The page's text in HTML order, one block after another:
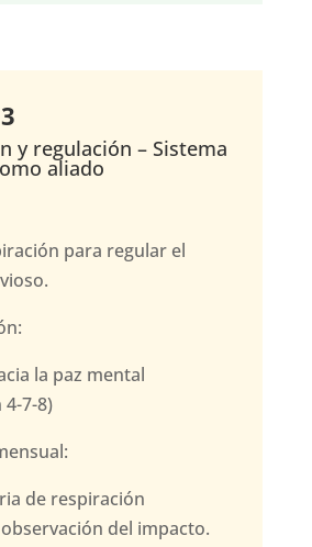
y regulación – Sistema
aliado
para regular el
la paz mental
7-8)
de respiración
del impacto.